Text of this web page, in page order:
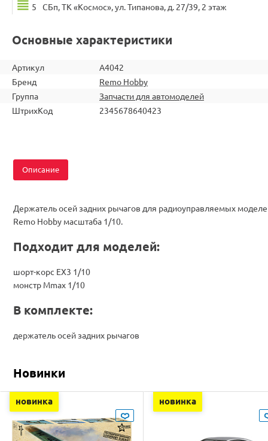
5 СБп, ТК «Космос», ул. Типанова, д. 27/39, 2 этаж
Основные характеристики
Артикул
A4042
Бренд
Remo Hobby
Группа
Запчасти для автомоделей
ШтрихКод
2345678640423
Описание
Держатель осей задних рычагов для радиоуправляемых
Remo Hobby масштаба 1/10.
Подходит для моделей:
шорт-корс EX3 1/10
монстр Mmax 1/10
В комплекте:
держатель осей задних рычагов
Новинки
новинка новинка